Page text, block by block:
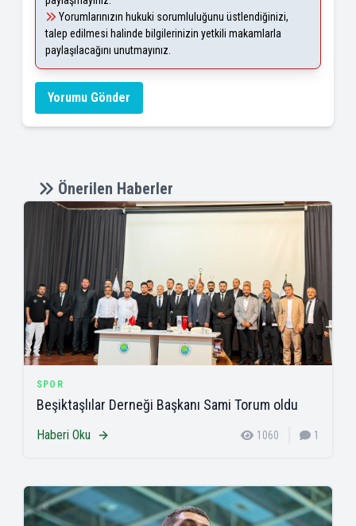
Yorumlarınızın hukuki sorumluluğunu üstlendiğinizi,
talep edilmesi halinde bilgilerinizin yetkili makamlarla
paylaşılacağını unutmayınız.
Yorumu Gönder
Önerilen Haberler
SPOR
Beşiktaşlılar Derneği Başkanı Sami Torum oldu
Haberi Oku 1060 1